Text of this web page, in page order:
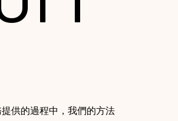
供的過程中，我們的方法